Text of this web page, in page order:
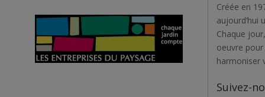
Créée en
aujourd’hui
Chaque
oeuvre
harmoniser
Suivez-